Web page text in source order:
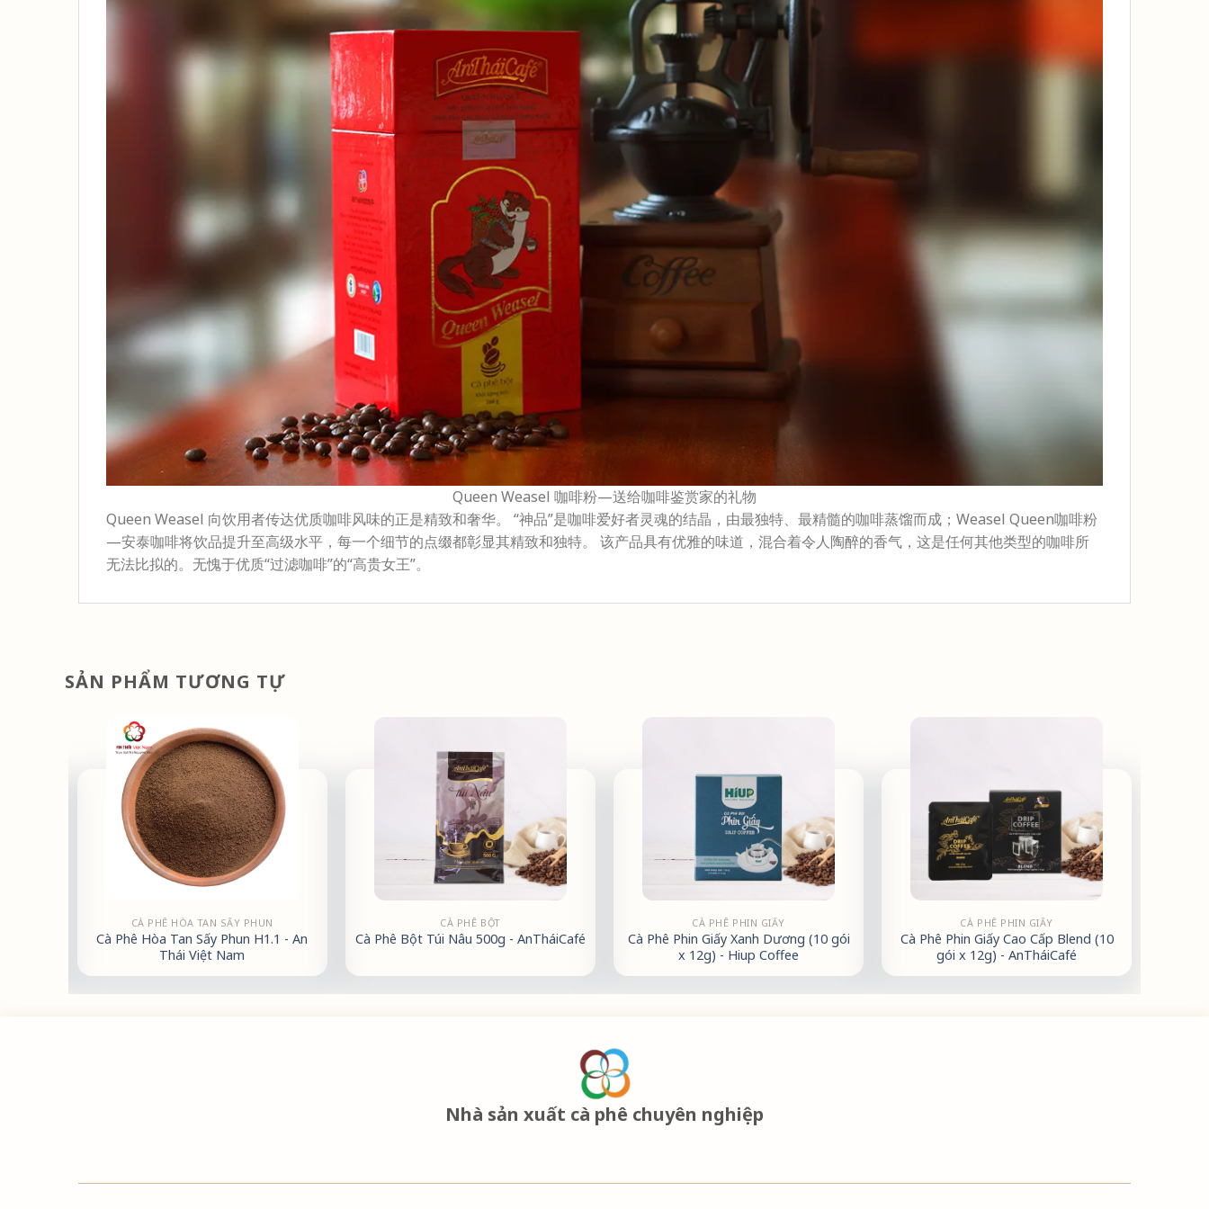
Queen Weasel 咖啡粉—送给咖啡鉴赏家的礼物
Queen Weasel 向饮用者传达优质咖啡风味的正是精致和奢华。 “神品”是咖啡爱好者灵魂的结晶，由最独特、最精髓的咖啡蒸馏而成；Weasel Queen咖啡粉
—安泰咖啡将饮品提升至高级水平，每一个细节的点缀都彰显其精致和独特。 该产品具有优雅的味道，混合着令人陶醉的香气，这是任何其他类型的咖啡所
无法比拟的。无愧于优质“过滤咖啡”的“高贵女王”。
SẢN PHẨM TƯƠNG TỰ
CÀ PHÊ HÒA TAN SẤY PHUN
Cà Phê Hòa Tan Sấy Phun H1.1 - An
Thái Việt Nam
CÀ PHÊ BỘT
Cà Phê Bột Túi Nâu 500g - AnTháiCafé
CÀ PHÊ PHIN GIẤY
Cà Phê Phin Giấy Xanh Dương (10 gói
x 12g) - Hiup Coffee
CÀ PHÊ PHIN GIẤY
Cà Phê Phin Giấy Cao Cấp Blend (10
gói x 12g) - AnTháiCafé
Nhà sản xuất cà phê chuyên nghiệp